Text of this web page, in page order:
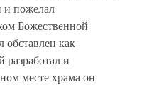
пожелал
Божественной
как
и
месте храма он